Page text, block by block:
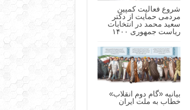
شروع فعالیت کمپین
مردمی حمایت از دکتر
سعید محمد در انتخابات
ریاست جمهوری ۱۴۰۰
بیانیه «گام دوم انقلاب»
خطاب به ملت ایران